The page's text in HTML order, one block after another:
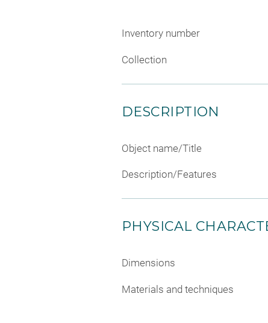
Inventory number
Collection
DESCRIPTION
Object name/Title
Description/Features
PHYSICAL
Dimensions
Materials and techniques